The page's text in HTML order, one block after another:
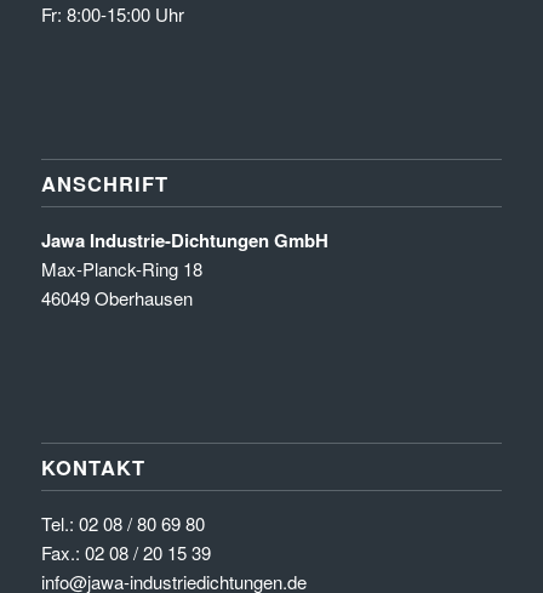
Fr: 8:00-15:00 Uhr
ANSCHRIFT
Jawa Industrie-Dichtungen GmbH
Max-Planck-Ring 18
46049 Oberhausen
KONTAKT
Tel.: 02 08 / 80 69 80
Fax.: 02 08 / 20 15 39
info@jawa-industriedichtungen.de